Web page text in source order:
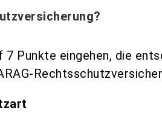
Punkte eingehen, die